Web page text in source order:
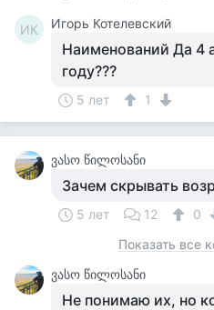
ИК Игорь Котелевский
Наименований Да 4
году???
5 лет 1
ვასო წილოსანი
Зачем скрывать
5 лет 12
0
Показать все
ვასო წილოსანი
Не понимаю их, но